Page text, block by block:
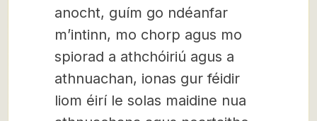
anocht, guím go ndéanfar
m’intinn, mo chorp agus mo
spiorad a athchóiriú agus a
athnuachan, ionas gur féidir
liom éirí le solas maidine nua